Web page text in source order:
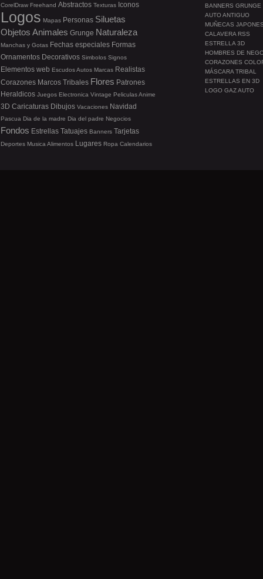
BANNERS GRUNGE
AUTO ANTIGUO
MUÑECAS
CALAVERA RSS
ESTRELLA 3D
HOMBRES DE
CORAZONES
MÁSCARA TRIBAL
ESTRELLAS EN 3D
LOGO GAZ AUTO
CorelDraw Freehand Abstractos Texturas Iconos
Logos Mapas Personas Siluetas
Objetos Animales Grunge Naturaleza
Manchas y Gotas Fechas especiales Formas
Ornamentos Decorativos Simbolos Signos
Elementos web EscudosAutos Marcas Realistas
Corazones Marcos Tribales Flores Patrones
Heraldicos Juegos Electronica Vintage PeliculasAnime
3D Caricaturas Dibujos Vacaciones Navidad
Pascua Dia de la madre Dia del padre Negocios
Fondos Estrellas Tatuajes Banners Tarjetas
Deportes Musica Alimentos Lugares Ropa Calendarios